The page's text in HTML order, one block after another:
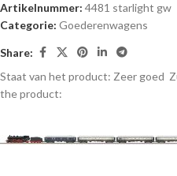
Artikelnummer: 4481 starlight gw
Categorie: Goederenwagens
Share:
Staat van het product: Zeer goed
the product: